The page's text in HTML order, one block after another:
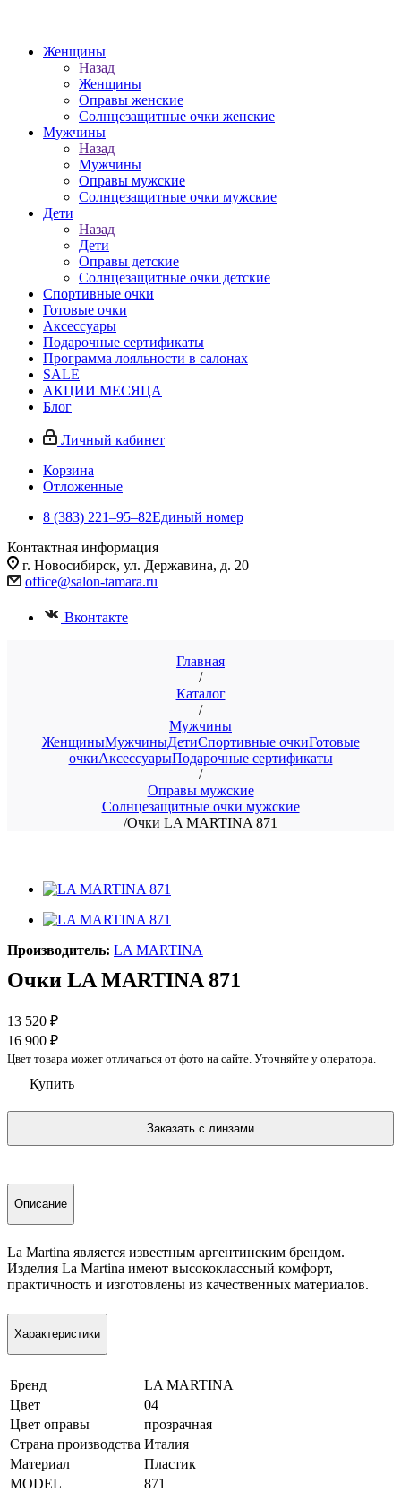
Женщины
Назад
Женщины
Оправы женские
Солнцезащитные очки женские
Мужчины
Назад
Мужчины
Оправы мужские
Солнцезащитные очки мужские
Дети
Назад
Дети
Оправы детские
Солнцезащитные очки детские
Спортивные очки
Готовые очки
Аксессуары
Подарочные сертификаты
Программа лояльности в салонах
SALE
АКЦИИ МЕСЯЦА
Блог
Личный кабинет
Корзина
Отложенные
8 (383) 221‒95‒82Единый номер
Контактная информация
г. Новосибирск, ул. Державина, д. 20
office@salon-tamara.ru
Вконтакте
Главная
/
Каталог
/
Мужчины
ЖенщиныМужчиныДетиСпортивные очкиГотовые
очкиАксессуарыПодарочные сертификаты
/
Оправы мужские
Солнцезащитные очки мужские
/Очки LA MARTINA 871
Производитель: LA MARTINA
Очки LA MARTINA 871
13 520 ₽
16 900 ₽
Цвет товара может отличаться от фото на сайте. Уточняйте у оператора.
Купить
Описание
La Martina является известным аргентинским брендом.
Изделия La Martina имеют высококлассный комфорт,
практичность и изготовлены из качественных материалов.
Характеристики
Бренд
LA MARTINA
Цвет
04
Цвет оправы
прозрачная
Страна производства Италия
Материал
Пластик
MODEL
871